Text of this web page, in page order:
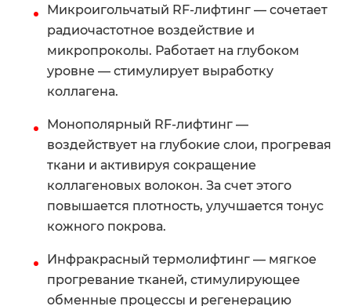
Микроигольчатый RF-лифтинг — сочетает
радиочастотное воздействие и
микропроколы. Работает на глубоком
уровне — стимулирует выработку
коллагена.
Монополярный RF-лифтинг —
воздействует на глубокие слои, прогревая
ткани и активируя сокращение
коллагеновых волокон. За счет этого
повышается плотность, улучшается тонус
кожного покрова.
Инфракрасный термолифтинг — мягкое
прогревание тканей, стимулирующее
обменные процессы и регенерацию